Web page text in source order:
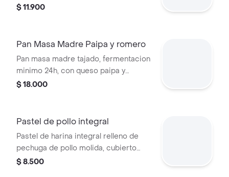
almendras y azúcar.
$ 11.900
Pan Masa Madre Paipa y romero
Pan masa madre tajado, fermentacion
minimo 24h, con queso paipa y
romero.
$ 18.000
Pastel de pollo integral
Pastel de harina integral relleno de
pechuga de pollo molida, cubierto
con semillas visibles.
$ 8.500